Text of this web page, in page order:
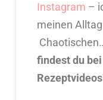
Instagram –
meinen
findest du